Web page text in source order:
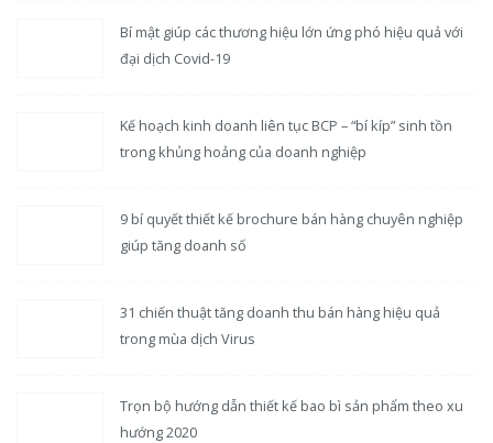
Bí mật giúp các thương hiệu lớn ứng phó hiệu quả với
đại dịch Covid-19
Kế hoạch kinh doanh liên tục BCP – “bí kíp” sinh tồn
trong khủng hoảng của doanh nghiệp
9 bí quyết thiết kế brochure bán hàng chuyên nghiệp
giúp tăng doanh số
31 chiến thuật tăng doanh thu bán hàng hiệu quả
trong mùa dịch Virus
Trọn bộ hướng dẫn thiết kế bao bì sản phẩm theo xu
hướng 2020